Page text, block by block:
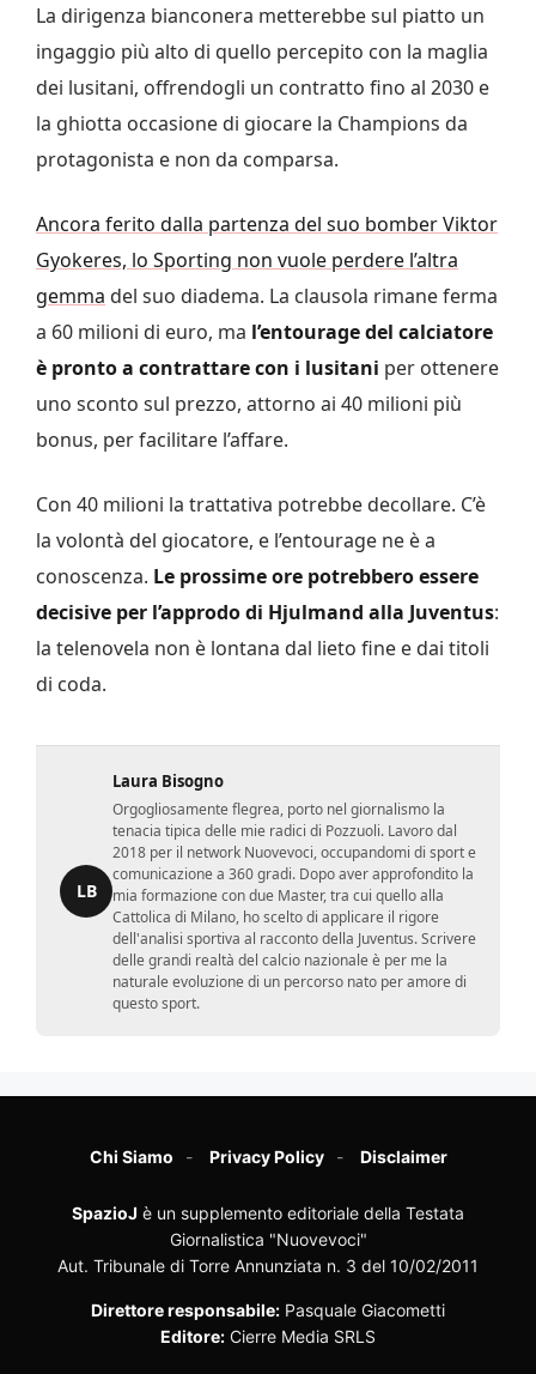
La dirigenza bianconera metterebbe sul piatto un
ingaggio più alto di quello percepito con la maglia
dei lusitani, offrendogli un contratto fino al 2030 e
la ghiotta occasione di giocare la Champions da
protagonista e non da comparsa.
Ancora ferito dalla partenza del suo bomber Viktor
Gyokeres, lo Sporting non vuole perdere l’altra
gemma del suo diadema. La clausola rimane ferma
a 60 milioni di euro, ma l’entourage del calciatore
è pronto a contrattare con i lusitani per ottenere
uno sconto sul prezzo, attorno ai 40 milioni più
bonus, per facilitare l’affare.
Con 40 milioni la trattativa potrebbe decollare. C’è
la volontà del giocatore, e l’entourage ne è a
conoscenza. Le prossime ore potrebbero essere
decisive per l’approdo di Hjulmand alla Juventus:
la telenovela non è lontana dal lieto fine e dai titoli
di coda.
LB
Laura Bisogno
Orgogliosamente flegrea, porto nel giornalismo la
tenacia tipica delle mie radici di Pozzuoli. Lavoro dal
2018 per il network Nuovevoci, occupandomi di sport e
comunicazione a 360 gradi. Dopo aver approfondito la
mia formazione con due Master, tra cui quello alla
Cattolica di Milano, ho scelto di applicare il rigore
dell'analisi sportiva al racconto della Juventus. Scrivere
delle grandi realtà del calcio nazionale è per me la
naturale evoluzione di un percorso nato per amore di
questo sport.
Chi Siamo Privacy Policy Disclaimer
SpazioJ è un supplemento editoriale della Testata
Giornalistica "Nuovevoci"
Aut. Tribunale di Torre Annunziata n. 3 del 10/02/2011
Direttore responsabile: Pasquale Giacometti
Editore: Cierre Media SRLS